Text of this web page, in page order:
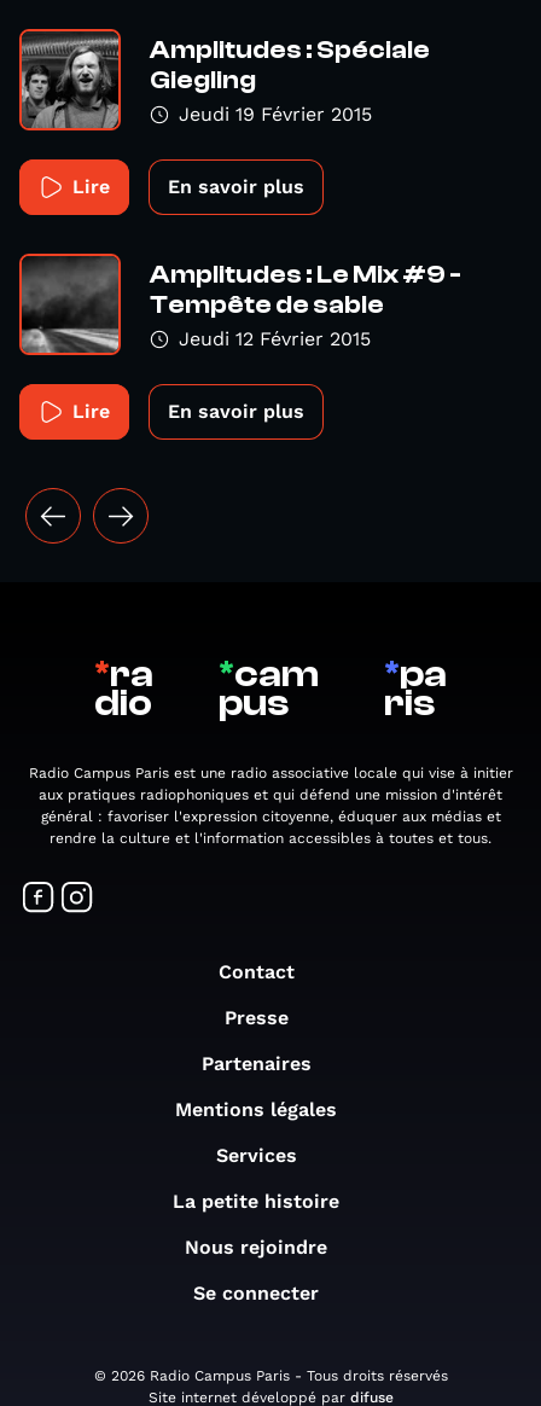
Amplitudes : Spéciale
Giegling
Jeudi 19 Février 2015
Lire En savoir plus
Amplitudes : Le Mix #9 -
Tempête de sable
Jeudi 12 Février 2015
Lire En savoir plus
*ra
dio
*cam
pus
*pa
ris
Radio Campus Paris est une radio associative locale qui vise à initier
aux pratiques radiophoniques et qui défend une mission d'intérêt
général : favoriser l'expression citoyenne, éduquer aux médias et
rendre la culture et l'information accessibles à toutes et tous.
Contact
Presse
Partenaires
Mentions légales
Services
La petite histoire
Nous rejoindre
Se connecter
© 2026 Radio Campus Paris - Tous droits réservés
Site internet développé par difuse